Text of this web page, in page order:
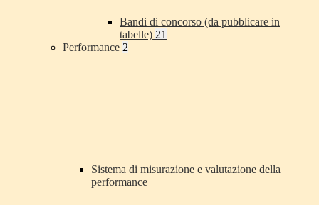
Bandi di concorso (da pubblicare in
tabelle) 21
Performance 2
Sistema di misurazione e valutazione della
performance